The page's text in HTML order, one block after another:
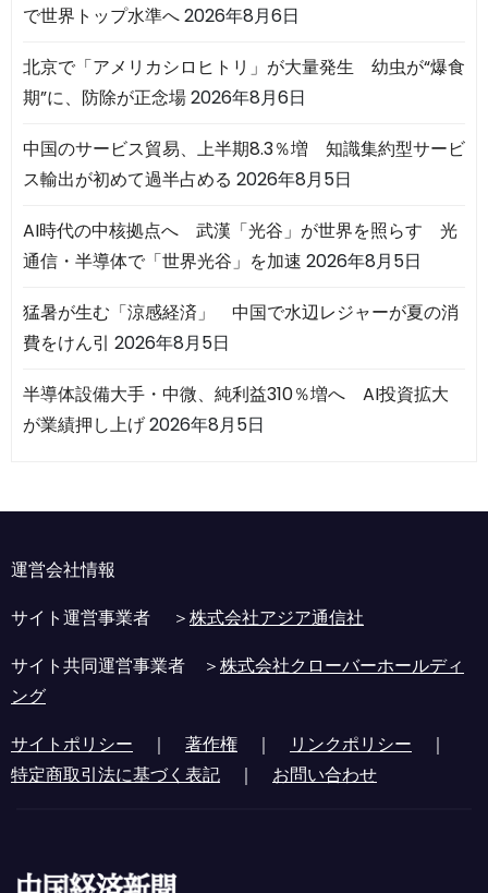
で世界トップ水準へ2026年8月6日
北京で「アメリカシロヒトリ」が大量発生 幼虫が“爆食
期”に、防除が正念場2026年8月6日
中国のサービス貿易、上半期8.3％増 知識集約型サービ
ス輸出が初めて過半占める 2026年8月5日
AI時代の中核拠点へ 武漢「光谷」が世界を照らす 光
通信・半導体で「世界光谷」を加速 2026年8月5日
猛暑が生む「涼感経済」 中国で水辺レジャーが夏の消
費をけん引 2026年8月5日
半導体設備大手・中微、純利益310％増へ AI投資拡大
が業績押し上げ2026年8月5日
運営会社情報
サイト運営事業者 ＞株式会社アジア通信社
サイト共同運営事業者 ＞株式会社クローバーホールディ
ング
サイトポリシー ｜ 著作権 ｜ リンクポリシー ｜
特定商取引法に基づく表記 ｜ お問い合わせ